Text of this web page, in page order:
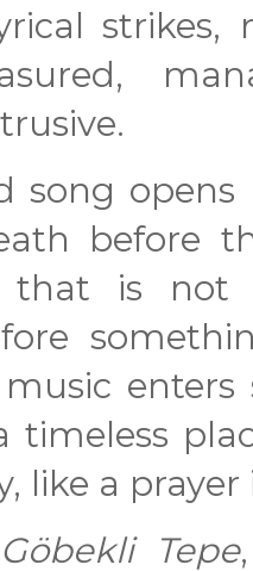
strikes,
song opens
before
is not
timeless
like a prayer
Göbekli Tepe